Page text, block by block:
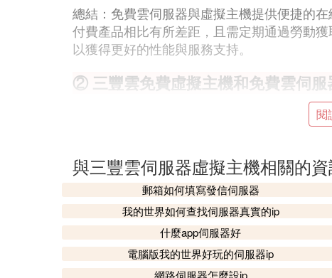
總結：免費雲伺服器與虛擬主機提供便捷的
付費產品相比有所差距，且需定期通過勞動
以獲得更好的性能與服務支持。
② 三豐雲免費虛擬主機和免費雲伺服
三豐雲免費虛擬主機和免費雲伺服器評測如下
注冊流程簡便：三豐雲的注冊流程非常
虛擬主機服務。
性能優越：該虛擬主機性能出色，能夠
定性高，能夠有效減少網站宕機風險。
配備易用控制面板：三豐雲為虛擬主機
站文件、資料庫等，極大地方便了網站維
閱
與三豐雲伺服器虛擬主機相關的
郵箱如何填寫發信伺服器
我的世界如何查找伺服器真實的ip
什麼app伺服器好
電腦版我的世界好玩的伺服器ip
網路伺服器怎麼設ip